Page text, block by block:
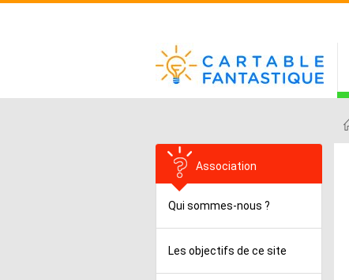
Association
Qui sommes-nous ?
Les objectifs de ce site